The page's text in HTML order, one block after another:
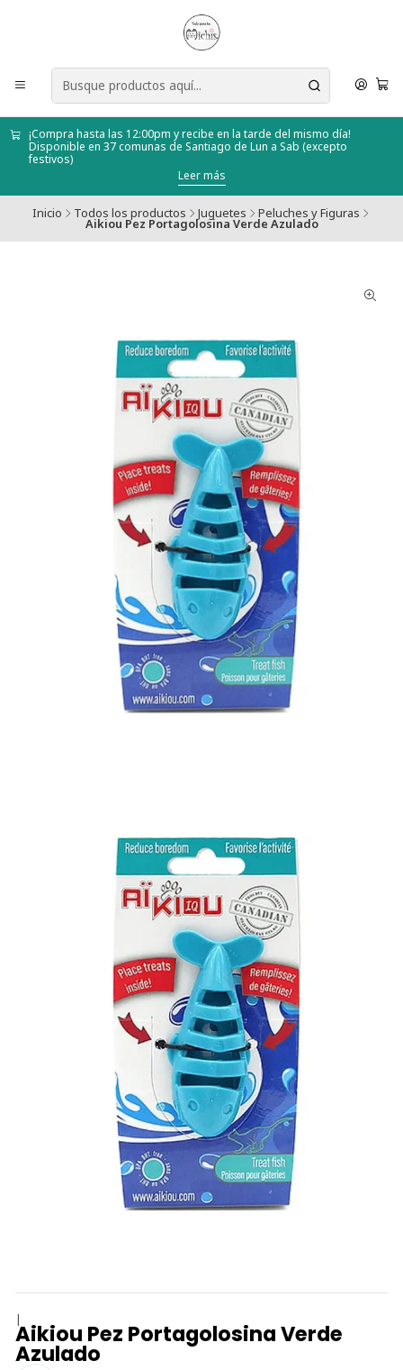
¡Compra hasta las 12:00pm y recibe en la tarde del mismo día!
Disponible en 37 comunas de Santiago de Lun a Sab (excepto
festivos)
Leer más
Inicio Todos los productos Juguetes Peluches y Figuras
Aikiou Pez Portagolosina Verde Azulado
|
Aikiou Pez Portagolosina Verde
Azulado